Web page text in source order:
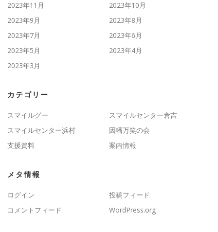
2023年11月
2023年10月
2023年9月
2023年8月
2023年7月
2023年6月
2023年5月
2023年4月
2023年3月
カテゴリー
スマイルグー
スマイルセンター倉吉
スマイルセンター浜村
因幡万笑の会
支援資料
案内情報
メタ情報
ログイン
投稿フィード
コメントフィード
WordPress.org